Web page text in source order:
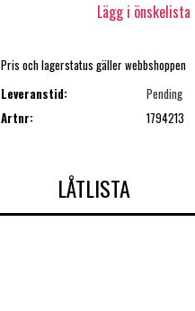
Lägg i önskelista
Pris och lagerstatus gäller webbshoppen
Leveranstid:
Pending
Artnr:
1794213
LÅTLISTA